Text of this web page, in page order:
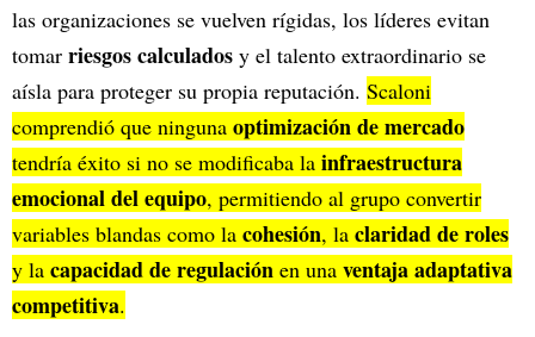
las organizaciones se vuelven rígidas, los líderes evitan
tomar riesgos calculados y el talento extraordinario se
aísla para proteger su propia reputación. Scaloni
comprendió que ninguna optimización de mercado
tendría éxito si no se modificaba la infraestructura
emocional del equipo, permitiendo al grupo convertir
variables blandas como la cohesión, la claridad de roles
y la capacidad de regulación en una ventaja adaptativa
competitiva.